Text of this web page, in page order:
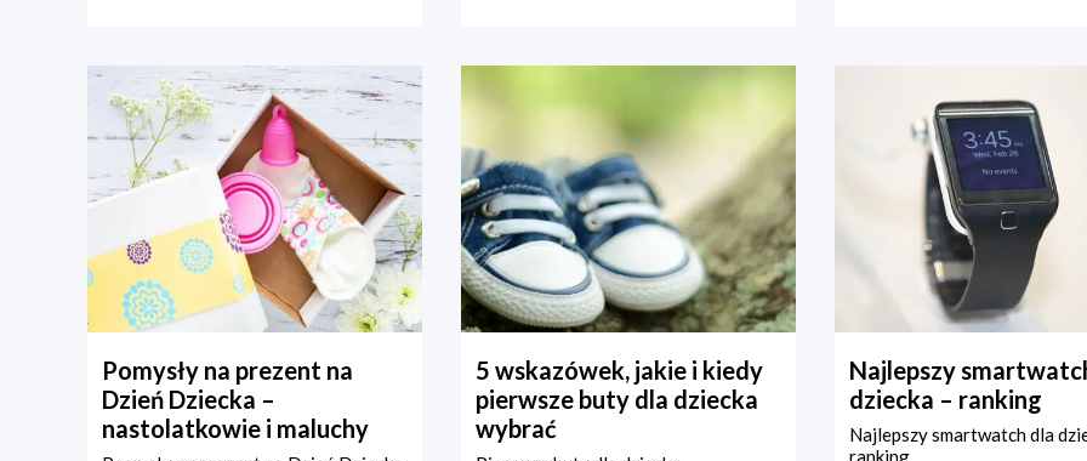
Pomysły na prezent na
Dzień Dziecka –
nastolatkowie i maluchy
5 wskazówek, jakie i kiedy
pierwsze buty dla dziecka
wybrać
Najlepszy
dziecka – ranking
Najlepszy smartwatch dla
ranking